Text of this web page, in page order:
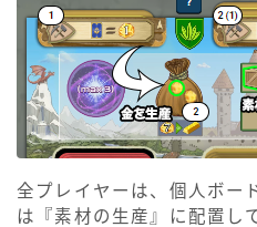
全プレイヤーは、個人ボー
は『素材の生産』に配置し